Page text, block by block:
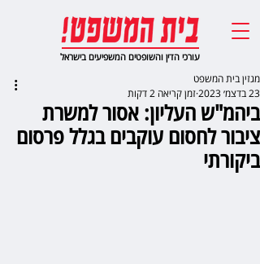
עורכי הדין והשופטים המשפיעים בישראל
ביהמ"ש העליון: אסור למשרת
ציבור לחסום עוקבים בגלל פרסום
ביקורתי
מגזין בית המשפט
23 בדצמ׳ 2023
זמן קריאה 2 דקות